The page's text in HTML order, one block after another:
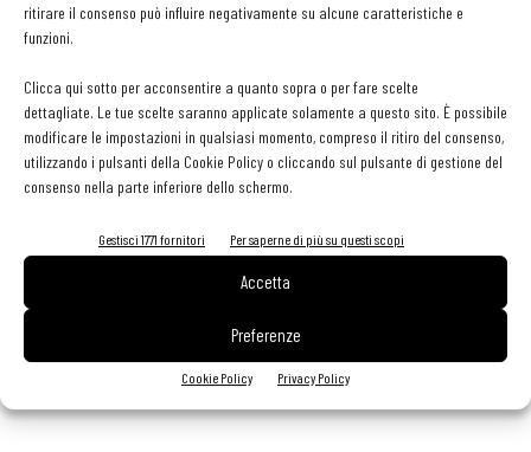
ritirare il consenso può influire negativamente su alcune caratteristiche e
funzioni.
Clicca qui sotto per acconsentire a quanto sopra o per fare scelte
dettagliate. Le tue scelte saranno applicate solamente a questo sito. È possibile
modificare le impostazioni in qualsiasi momento, compreso il ritiro del consenso,
utilizzando i pulsanti della Cookie Policy o cliccando sul pulsante di gestione del
consenso nella parte inferiore dello schermo.
Gestisci 1771 fornitori Per saperne di più su questi scopi
Accetta
Preferenze
Cookie Policy Privacy Policy
sbollentare in acqua salata per 30 secondi. Raffreddare.
sale e pepe al pompelmo.
Tostare il riso in casseruola e sfumare con metà del vino.Bagnare
con brodo e portare a cottura. Mantecare con burro, timo,
Gorgonzola Dop, Parmigiano e un cucchiaio di vino
muffato. Adagiare nel fondo del piatto la scarola con la zucca,
stendere il riso al Gorgonzola e finire con la riduzione di rape.
Costo delle merci a porzione: 1,78 euro